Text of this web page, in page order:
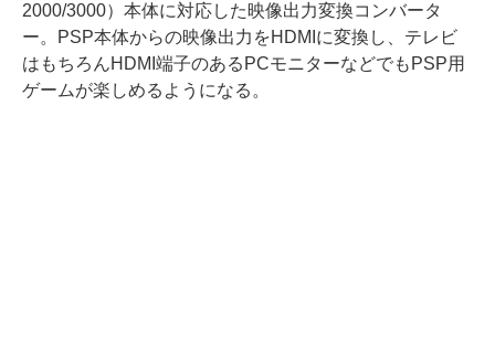
2000/3000）本体に対応した映像出力変換コンバータ
ー。PSP本体からの映像出力をHDMIに変換し、テレビ
はもちろんHDMI端子のあるPCモニターなどでもPSP用
ゲームが楽しめるようになる。